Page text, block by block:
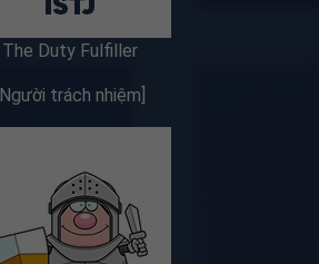
The Duty Fulfiller
[Người trách nhiệm]